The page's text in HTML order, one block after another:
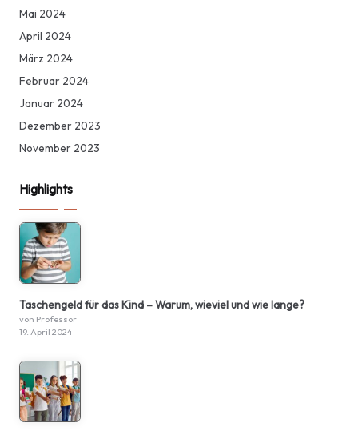
Mai 2024
April 2024
März 2024
Februar 2024
Januar 2024
Dezember 2023
November 2023
Highlights
Taschengeld für das Kind – Warum, wieviel und wie lange?
von Professor
19. April 2024